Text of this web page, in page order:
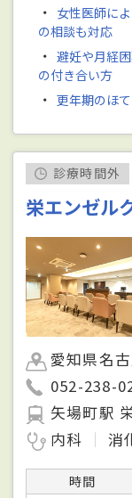
・ 女性医師に
の相談も対応
・ 避妊や月経
の付き合い方
・ 更年期のほ
診療時間外
栄エンゼル
愛知県名
052-238-
矢場町駅
内科
消
時間